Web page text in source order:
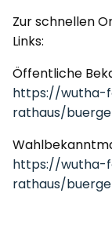
Zur schnellen
Links:
Öffentliche
https://wutha-
rathaus/
https://wutha-
rathaus/